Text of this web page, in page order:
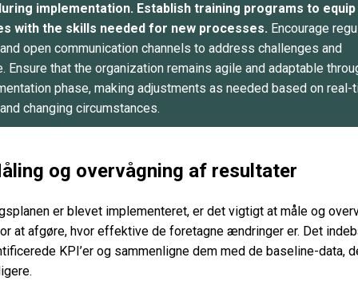
implementation. Establish training programs to equip
with the skills needed for new processes. Encourage
open communication channels to address challenges and
Ensure that the organization remains agile and adaptable
phase, making adjustments as needed based on real-
changing circumstances.
og overvågning af resultater
er blevet implementeret, er det vigtigt at måle og
at afgøre, hvor effektive de foretagne ændringer er. Det
KPI’er og sammenligne dem med de baseline-data,